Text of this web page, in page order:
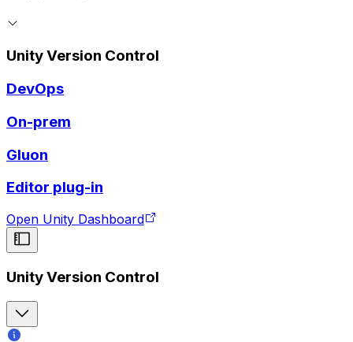
Unity Version Control
DevOps
On-prem
Gluon
Editor plug-in
Open Unity Dashboard
Unity Version Control